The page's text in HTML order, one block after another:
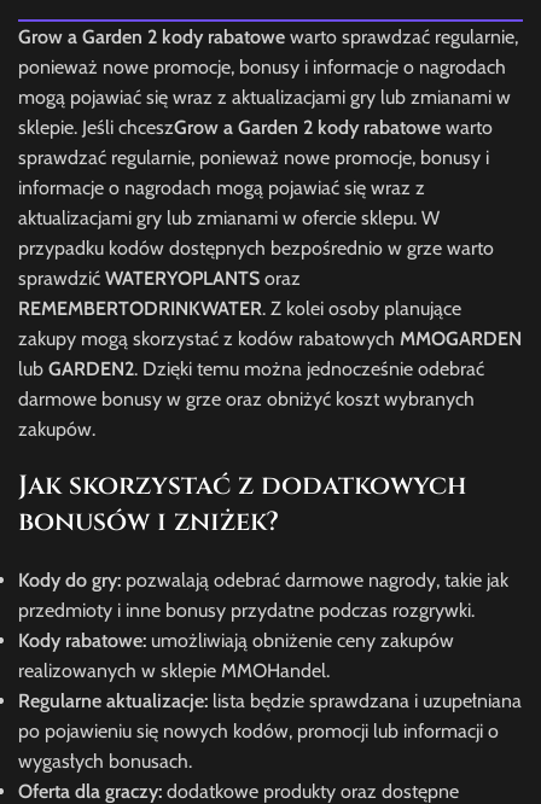
Grow a Garden 2 kody rabatowe warto sprawdzać regularnie,
ponieważ nowe promocje, bonusy i informacje o nagrodach
mogą pojawiać się wraz z aktualizacjami gry lub zmianami w
sklepie. Jeśli chceszGrow a Garden 2 kody rabatowe warto
sprawdzać regularnie, ponieważ nowe promocje, bonusy i
informacje o nagrodach mogą pojawiać się wraz z
aktualizacjami gry lub zmianami w ofercie sklepu. W
przypadku kodów dostępnych bezpośrednio w grze warto
sprawdzić WATERYOPLANTS oraz
REMEMBERTODRINKWATER. Z kolei osoby planujące
zakupy mogą skorzystać z kodów rabatowych MMOGARDEN
lub GARDEN2. Dzięki temu można jednocześnie odebrać
darmowe bonusy w grze oraz obniżyć koszt wybranych
zakupów.
Jak skorzystać z dodatkowych
bonusów i zniżek?
Kody do gry: pozwalają odebrać darmowe nagrody, takie jak
przedmioty i inne bonusy przydatne podczas rozgrywki.
Kody rabatowe: umożliwiają obniżenie ceny zakupów
realizowanych w sklepie MMOHandel.
Regularne aktualizacje: lista będzie sprawdzana i uzupełniana
po pojawieniu się nowych kodów, promocji lub informacji o
wygasłych bonusach.
Oferta dla graczy: dodatkowe produkty oraz dostępne